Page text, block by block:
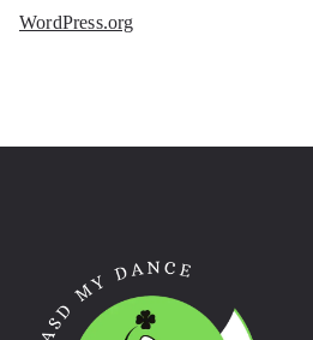
WordPress.org